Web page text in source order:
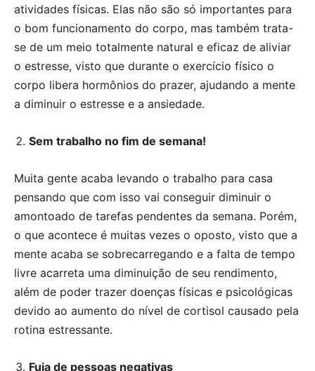
atividades físicas. Elas não são só importantes para
o bom funcionamento do corpo, mas também trata-
se de um meio totalmente natural e eficaz de aliviar
o estresse, visto que durante o exercício físico o
corpo libera hormônios do prazer, ajudando a mente
a diminuir o estresse e a ansiedade.
Sem trabalho no fim de semana!
Muita gente acaba levando o trabalho para casa
pensando que com isso vai conseguir diminuir o
amontoado de tarefas pendentes da semana. Porém,
o que acontece é muitas vezes o oposto, visto que a
mente acaba se sobrecarregando e a falta de tempo
livre acarreta uma diminuição de seu rendimento,
além de poder trazer doenças físicas e psicológicas
devido ao aumento do nível de cortisol causado pela
rotina estressante.
Fuja de pessoas negativas